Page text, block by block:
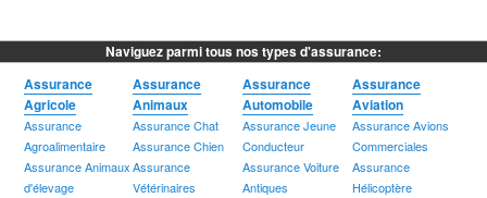
Naviguez parmi tous nos types d'assurance:
Assurance
Agricole
Assurance
Agroalimentaire
Assurance Animaux
d'élevage
Assurance
Animaux
Assurance Chat
Assurance Chien
Assurance
Vétérinaires
Assurance
Automobile
Assurance Jeune
Conducteur
Assurance Voiture
Antiques
Assurance
Aviation
Assurance Avions
Commerciales
Assurance
Hélicoptère